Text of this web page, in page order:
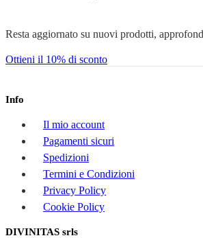
Resta aggiornato su nuovi prodotti,
Ottieni il 10% di sconto
Info
Il mio account
Pagamenti sicuri
Spedizioni
Termini e Condizioni
Privacy Policy
Cookie Policy
DIVINITAS srls